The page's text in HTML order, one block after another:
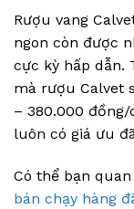
Rượu vang
ngon còn được
cực kỳ hấp dẫn.
mà rượu Calvet
– 380.000 đồng/
luôn có giá ưu
Có thể bạn
bán chạy hàng